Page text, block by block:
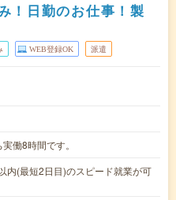
！日勤のお仕事！製
WEB登録OK 派遣
働8時間です。
内(最短2日目)のスピード就業が可